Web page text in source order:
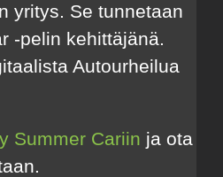
yritys. Se tunnetaan
-pelin kehittäjänä.
Autourheilua
Summer Cariin ja ota